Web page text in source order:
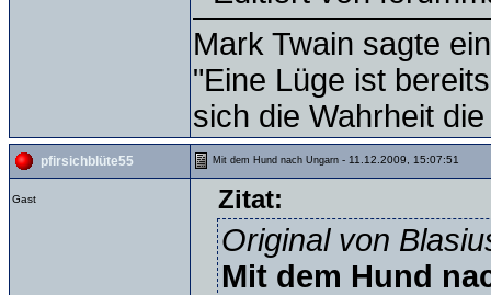
Mark Twain sagte
"Eine Lüge ist
sich die Wahrheit
pfirsichblüte55 Mit dem Hund nach Ungarn - 11.12.2009, 15:07:51
Gast Zitat:
Original von
Mit dem Hund